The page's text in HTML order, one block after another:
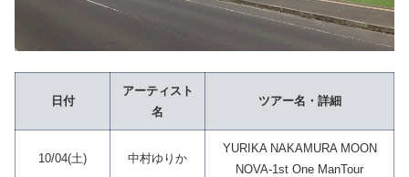
日付
アーティスト
名
ツアー名・詳細
10/04(土) 中村ゆりか
YURIKA NAKAMURA MOON
NOVA-1st One ManTour